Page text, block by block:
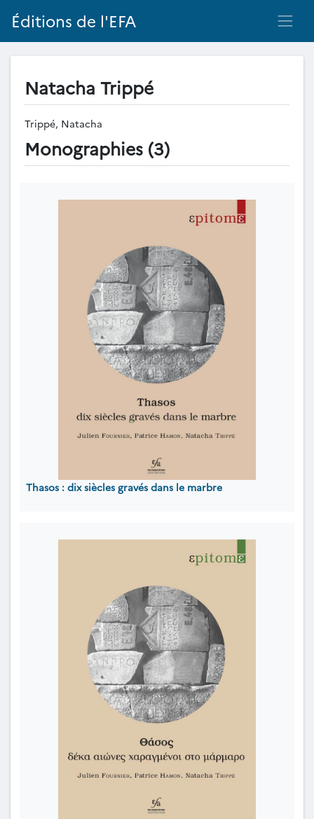
Éditions de l'EFA
Natacha Trippé
Trippé, Natacha
Monographies (3)
Thasos : dix siècles gravés dans le marbre